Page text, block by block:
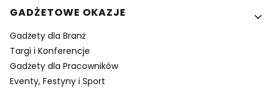
GADŻETOWE OKAZJE
Gadżety dla Branż
Targi i Konferencje
Gadżety dla Pracowników
Eventy, Festyny i Sport